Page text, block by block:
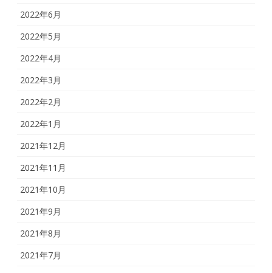
2022年6月
2022年5月
2022年4月
2022年3月
2022年2月
2022年1月
2021年12月
2021年11月
2021年10月
2021年9月
2021年8月
2021年7月